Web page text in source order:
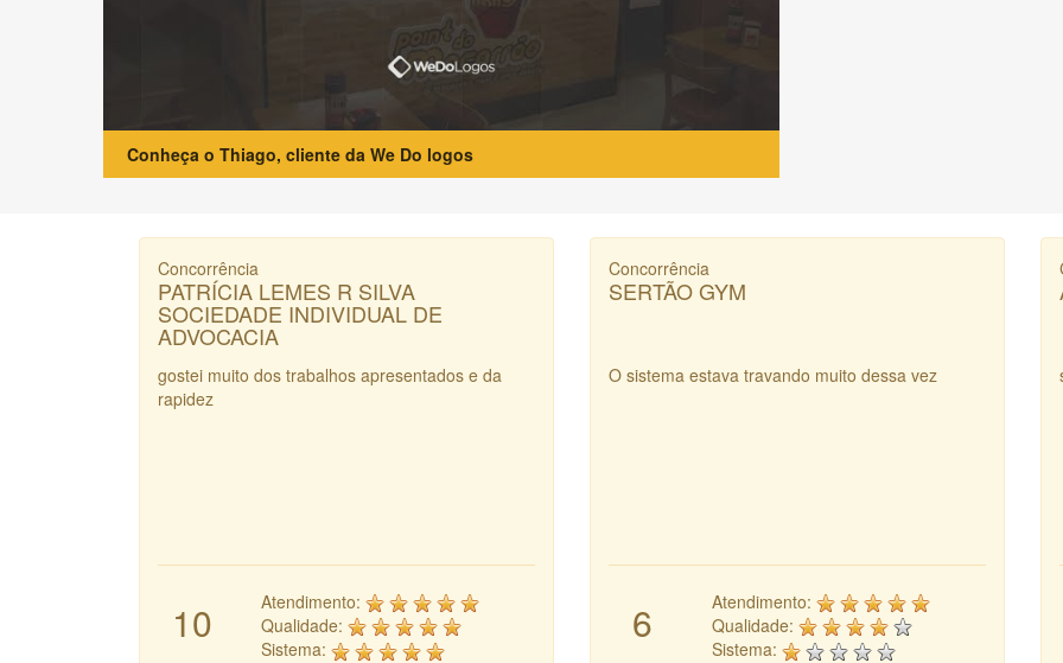
Conheça o Thiago, cliente da We Do logos
Concorrência
PATRÍCIA LEMES R SILVA
SOCIEDADE INDIVIDUAL DE
ADVOCACIA
gostei muito dos trabalhos apresentados e da
rapidez
10
Atendimento:
Qualidade:
Sistema:
Concorrência
SERTÃO GYM
O sistema estava travando muito dessa vez
6
Atendimento:
Qualidade:
Sistema: